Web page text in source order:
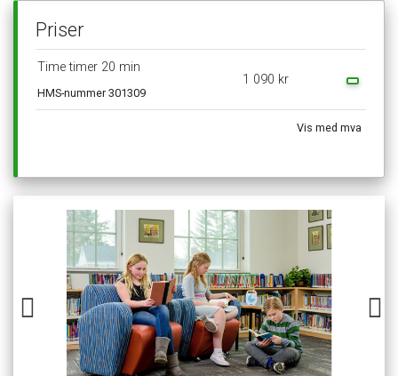
Priser
Time timer 20 min
HMS-nummer 301309
1 090 kr
Vis med mva